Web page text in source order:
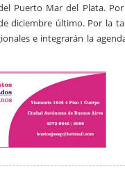
Puerto Mar del Plata.
diciembre último. Por la
e integrarán la